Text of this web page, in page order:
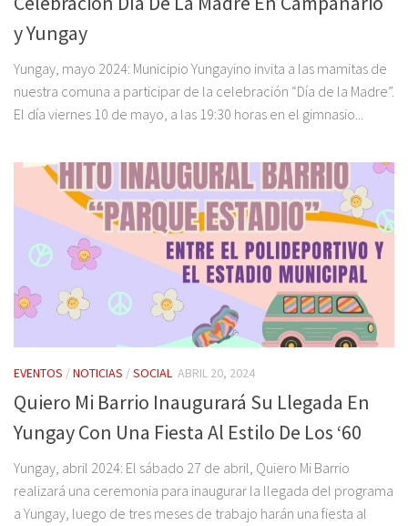
y Yungay
Yungay, mayo 2024: Municipio Yungayino invita a las mamitas de
nuestra comuna a participar de la celebración “Día de la Madre”.
El día viernes 10 de mayo, a las 19:30 horas en el gimnasio...
EVENTOS /NOTICIAS /SOCIAL ABRIL 20, 2024
Quiero Mi Barrio Inaugurará Su Llegada En
Yungay Con Una Fiesta Al Estilo De Los ‘60
Yungay, abril 2024: El sábado 27 de abril, Quiero Mi Barrio
realizará una ceremonia para inaugurar la llegada del programa
a Yungay, luego de tres meses de trabajo harán una fiesta al